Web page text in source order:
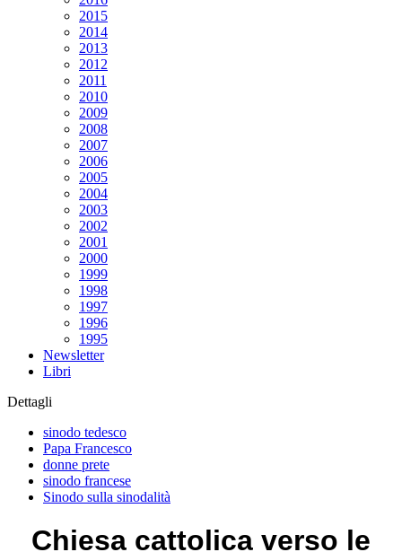
2015
2014
2013
2012
2011
2010
2009
2008
2007
2006
2005
2004
2003
2002
2001
2000
1999
1998
1997
1996
1995
Newsletter
Libri
Dettagli
sinodo tedesco
Papa Francesco
donne prete
sinodo francese
Sinodo sulla sinodalità
Chiesa cattolica verso le